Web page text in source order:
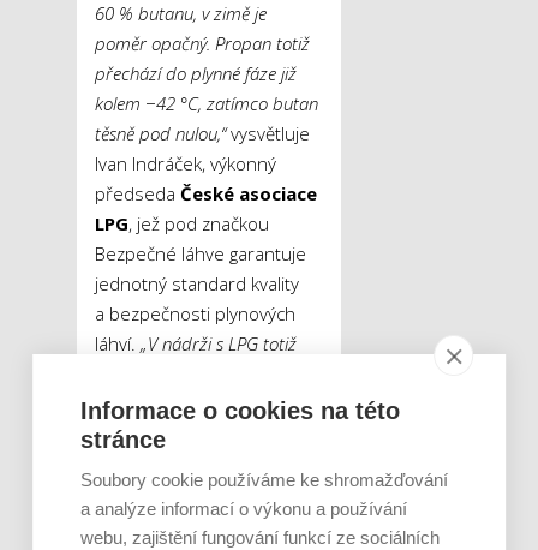
60 % butanu, v zimě je
poměr opačný. Propan totiž
přechází do plynné fáze již
kolem −42 °C, zatímco butan
těsně pod nulou,“vysvětluje
Ivan Indráček, výkonný
předseda České asociace
LPG, jež pod značkou
Bezpečné láhve garantuje
jednotný standard kvality
a bezpečnosti plynových
láhví. „V nádrži s LPG totiž
dopravu kapalného LPG do
motoru. Tento tlak vzniká
Letní směs se odpařuje asi do
5 °C, zimní směs díky
Informace o cookies na této
stránce
Soubory cookie používáme ke shromažďování
a analýze informací o výkonu a používání
webu, zajištění fungování funkcí ze sociálních